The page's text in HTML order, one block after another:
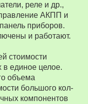
реле и др.,
АКПП и
приборов.
и работают.
стоимости
в единое целое.
объема
большого кол-
компонентов